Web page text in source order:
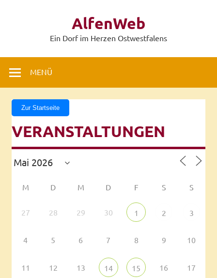
AlfenWeb
Ein Dorf im Herzen Ostwestfalens
MENÜ
Zur Startseite
VERANSTALTUNGEN
M D M D F S S
27 28 29 30 1 2 3
4 5 6 7 8 9 10
11 12 13 14 15 16 17